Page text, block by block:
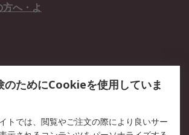
へ・よ
ー
のためにCookieを使用していま
トでは、閲覧やご注文の際により良いサー